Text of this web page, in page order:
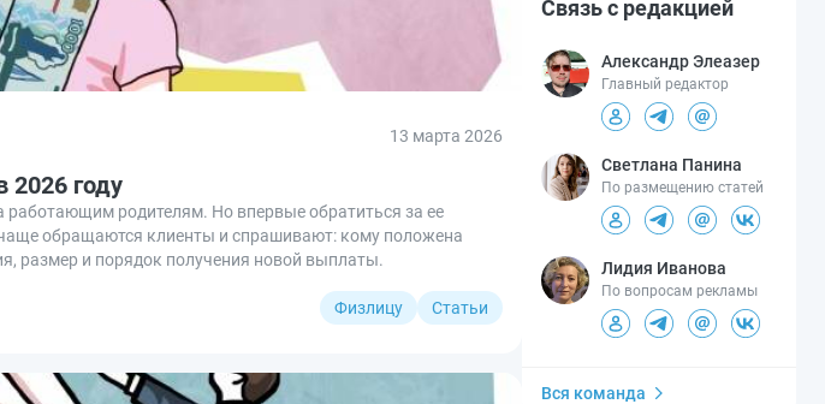
13 марта 2026
2026 году
работающим родителям. Но впервые обратиться за ее
обращаются клиенты и спрашивают: кому положена
размер и порядок получения новой выплаты.
Физлицу Статьи
Связь с редакцией
Александр Элеазер
Главный редактор
Светлана Панина
По размещению статей
Лидия Иванова
По вопросам рекламы
Вся команда